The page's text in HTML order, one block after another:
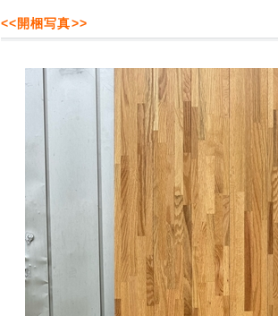
<<開梱写真>>